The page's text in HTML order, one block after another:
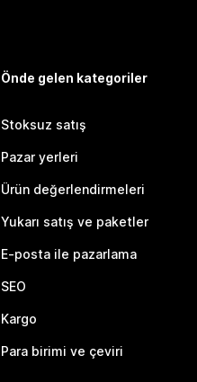
Önde gelen kategoriler
Stoksuz satış
Pazar yerleri
Ürün değerlendirmeleri
Yukarı satış ve paketler
E-posta ile pazarlama
SEO
Kargo
Para birimi ve çeviri